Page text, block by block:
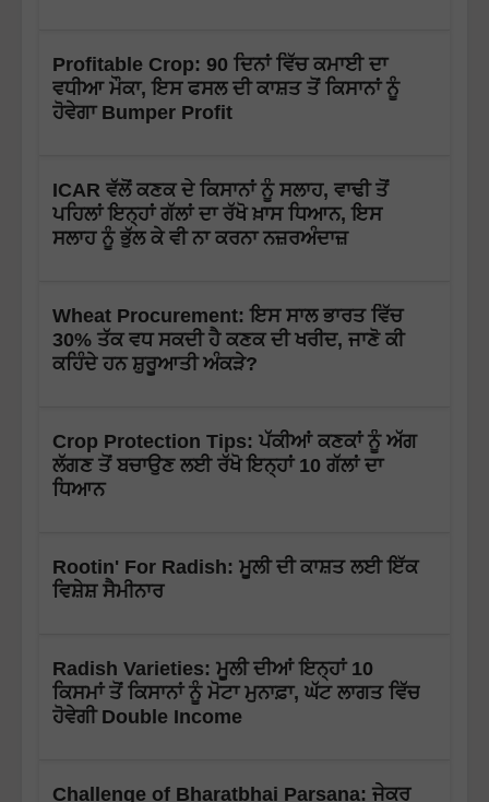
Profitable Crop: 90 ਦਿਨਾਂ ਵਿੱਚ ਕਮਾਈ ਦਾ
ਵਧੀਆ ਮੌਕਾ, ਇਸ ਫਸਲ ਦੀ ਕਾਸ਼ਤ ਤੋਂ ਕਿਸਾਨਾਂ ਨੂੰ
ਹੋਵੇਗਾ Bumper Profit
ICAR ਵੱਲੋਂ ਕਣਕ ਦੇ ਕਿਸਾਨਾਂ ਨੂੰ ਸਲਾਹ, ਵਾਢੀ ਤੋਂ
ਪਹਿਲਾਂ ਇਨ੍ਹਾਂ ਗੱਲਾਂ ਦਾ ਰੱਖੋ ਖ਼ਾਸ ਧਿਆਨ, ਇਸ
ਸਲਾਹ ਨੂੰ ਭੁੱਲ ਕੇ ਵੀ ਨਾ ਕਰਨਾ ਨਜ਼ਰਅੰਦਾਜ਼
Wheat Procurement: ਇਸ ਸਾਲ ਭਾਰਤ ਵਿੱਚ
30% ਤੱਕ ਵਧ ਸਕਦੀ ਹੈ ਕਣਕ ਦੀ ਖਰੀਦ, ਜਾਣੋ ਕੀ
ਕਹਿੰਦੇ ਹਨ ਸ਼ੁਰੂਆਤੀ ਅੰਕੜੇ?
Crop Protection Tips: ਪੱਕੀਆਂ ਕਣਕਾਂ ਨੂੰ ਅੱਗ
ਲੱਗਣ ਤੋਂ ਬਚਾਉਣ ਲਈ ਰੱਖੋ ਇਨ੍ਹਾਂ 10 ਗੱਲਾਂ ਦਾ
ਧਿਆਨ
Rootin' For Radish: ਮੂਲੀ ਦੀ ਕਾਸ਼ਤ ਲਈ ਇੱਕ
ਵਿਸ਼ੇਸ਼ ਸੈਮੀਨਾਰ
Radish Varieties: ਮੂਲੀ ਦੀਆਂ ਇਨ੍ਹਾਂ 10
ਕਿਸਮਾਂ ਤੋਂ ਕਿਸਾਨਾਂ ਨੂੰ ਮੋਟਾ ਮੁਨਾਫ਼ਾ, ਘੱਟ ਲਾਗਤ ਵਿੱਚ
ਹੋਵੇਗੀ Double Income
Challenge of Bharatbhai Parsana: ਜੇਕਰ